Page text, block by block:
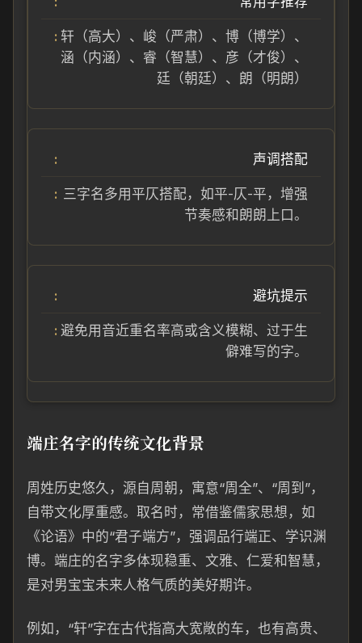
轩（高大）、峻（严肃）、博（博学）、
涵（内涵）、睿（智慧）、彦（才俊）、
廷（朝廷）、朗（明朗）
声调搭配
三字名多用平仄搭配，如平-仄-平，增强
节奏感和朗朗上口。
避坑提示
避免用音近重名率高或含义模糊、过于生
僻难写的字。
端庄名字的传统文化背景
周姓历史悠久，源自周朝，寓意“周全”、“周到”，
自带文化厚重感。取名时，常借鉴儒家思想，如
《论语》中的“君子端方”，强调品行端正、学识渊
博。端庄的名字多体现稳重、文雅、仁爱和智慧，
是对男宝宝未来人格气质的美好期许。
例如，“轩”字在古代指高大宽敞的车，也有高贵、